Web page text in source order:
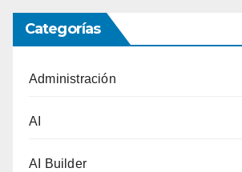
Categorías
Administración
AI
AI Builder